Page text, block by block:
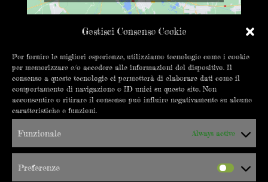
Gestisci Consenso Cookie
Per fornire le migliori esperienze, utilizziamo tecnologie come i cookie
per memorizzare e/o accedere alle informazioni del dispositivo. Il
consenso a queste tecnologie ci permetterà di elaborare dati come il
comportamento di navigazione o ID unici su questo sito. Non
acconsentire o ritirare il consenso può influire negativamente su alcune
caratteristiche e funzioni.
Funzionale Always active
Preferenze
CONTATTACI
info@errepigi.it
+39 019 8402550
C.so Vittorio Veneto 18/20R
17100 Savona